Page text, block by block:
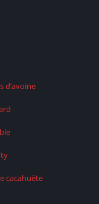
d’avoine
cacahuète